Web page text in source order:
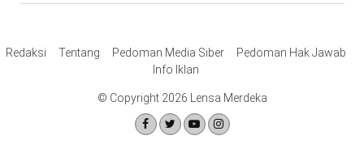
Redaksi Tentang Pedoman Media Siber
Pedoman Hak Jawab
Info Iklan
© Copyright 2026 Lensa Merdeka